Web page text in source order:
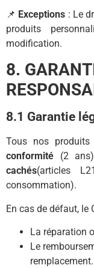
📌 Exceptions : Le
produits
modification.
8.
8.1 Garantie
Tous nos
conformité (2
cachés(articles
consommation).
En cas de défaut, le
La réparation
Le
remplacement.